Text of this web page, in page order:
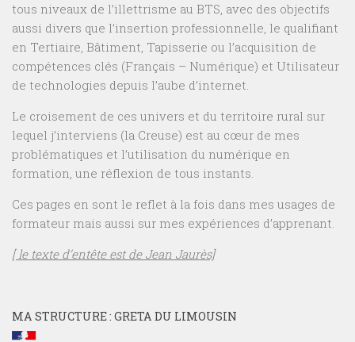
tous niveaux de l’illettrisme au BTS, avec des objectifs
aussi divers que l’insertion professionnelle, le qualifiant
en Tertiaire, Bâtiment, Tapisserie ou l’acquisition de
compétences clés (Français – Numérique) et Utilisateur
de technologies depuis l’aube d’internet.
Le croisement de ces univers et du territoire rural sur
lequel j’interviens (la Creuse) est au cœur de mes
problématiques et l’utilisation du numérique en
formation, une réflexion de tous instants.
Ces pages en sont le reflet à la fois dans mes usages de
formateur mais aussi sur mes expériences d’apprenant.
[ le texte d’entête est de Jean Jaurès]
MA STRUCTURE : GRETA DU LIMOUSIN